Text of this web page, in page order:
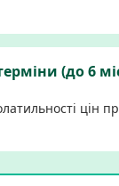
(до 6
цін